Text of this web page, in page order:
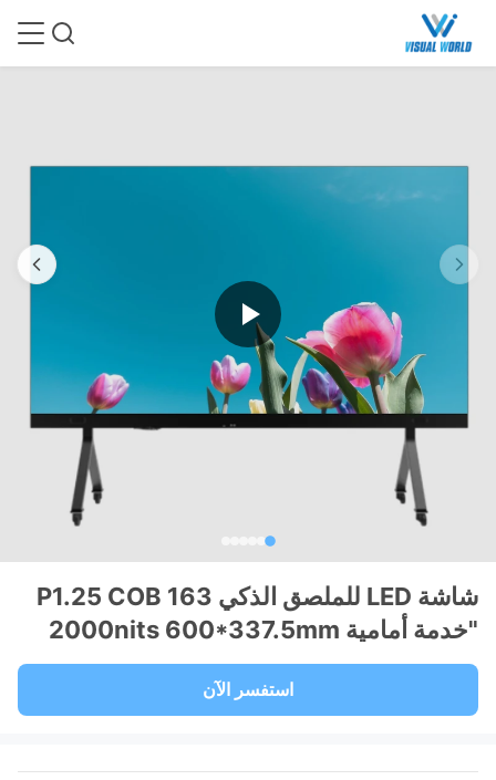
شاشة LED للملصق الذكي P1.25 COB 163
"خدمة أمامية 2000nits 600*337.5mm
استفسر الآن